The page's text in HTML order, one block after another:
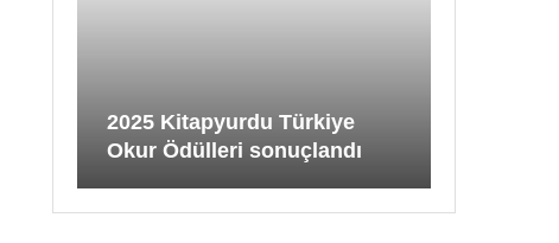
2025 Kitapyurdu Türkiye
Okur Ödülleri sonuçlandı